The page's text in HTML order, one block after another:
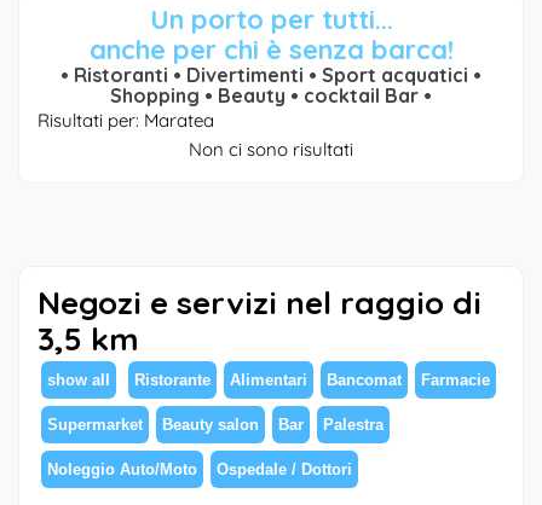
Un porto per tutti...
anche per chi è senza barca!
• Ristoranti • Divertimenti • Sport acquatici •
Shopping • Beauty • cocktail Bar •
Risultati per: Maratea
Non ci sono risultati
Negozi e servizi nel raggio di
3,5 km
show all Ristorante Alimentari Bancomat Farmacie
Supermarket Beauty salon Bar Palestra
Noleggio Auto/Moto Ospedale / Dottori